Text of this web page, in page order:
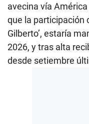
avecina vía
que la participación
Gilberto’, estaría
2026, y tras alta
desde setiembre